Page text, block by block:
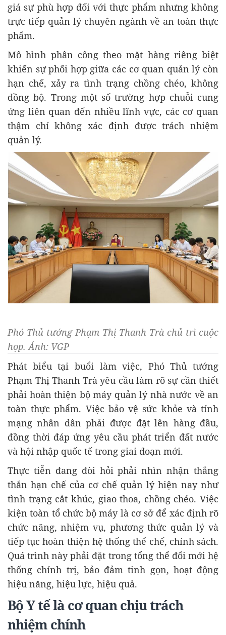
giá sự phù hợp đối với thực phẩm nhưng không
trực tiếp quản lý chuyên ngành về an toàn thực
phẩm.
Mô hình phân công theo mặt hàng riêng biệt
khiến sự phối hợp giữa các cơ quan quản lý còn
hạn chế, xảy ra tình trạng chồng chéo, không
đồng bộ. Trong một số trường hợp chuỗi cung
ứng liên quan đến nhiều lĩnh vực, các cơ quan
thậm chí không xác định được trách nhiệm
quản lý.
Phó Thủ tướng Phạm Thị Thanh Trà chủ trì cuộc
họp. Ảnh: VGP
Phát biểu tại buổi làm việc, Phó Thủ tướng
Phạm Thị Thanh Trà yêu cầu làm rõ sự cần thiết
phải hoàn thiện bộ máy quản lý nhà nước về an
toàn thực phẩm. Việc bảo vệ sức khỏe và tính
mạng nhân dân phải được đặt lên hàng đầu,
đồng thời đáp ứng yêu cầu phát triển đất nước
và hội nhập quốc tế trong giai đoạn mới.
Thực tiễn đang đòi hỏi phải nhìn nhận thẳng
thắn hạn chế của cơ chế quản lý hiện nay như
tình trạng cắt khúc, giao thoa, chồng chéo. Việc
kiện toàn tổ chức bộ máy là cơ sở để xác định rõ
chức năng, nhiệm vụ, phương thức quản lý và
tiếp tục hoàn thiện hệ thống thể chế, chính sách.
Quá trình này phải đặt trong tổng thể đổi mới hệ
thống chính trị, bảo đảm tinh gọn, hoạt động
hiệu năng, hiệu lực, hiệu quả.
Bộ Y tế là cơ quan chịu trách
nhiệm chính